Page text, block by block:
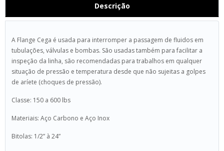
Descrição
A Flange Cega é usada para interromper a passagem de fluidos em
tubulações, válvulas e bombas. São usadas também para facilitar a
inspeção da linha, são recomendadas para trabalhos em qualquer
situação de pressão e temperatura desde que não sujeitas a golpes
de aríete (choques de pressão).
Classe: 150 a 600 lbs
Materiais: Aço Carbono e Aço Inox
Bitolas: 1/2” à 24”